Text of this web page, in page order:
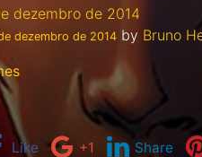
dezembro de 2014
dezembro de 2014 by Bruno
Like +1 Share